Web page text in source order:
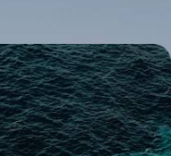
- L'Italie des îles et
le Stromboli en bonus, et
de légende(s)